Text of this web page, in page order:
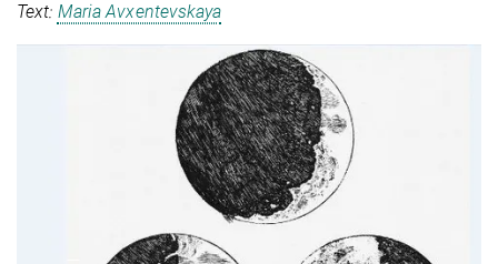
Text: Maria Avxentevskaya